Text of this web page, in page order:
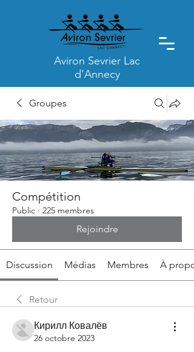
Aviron Sevrier Lac
d'Annecy
Groupes
Compétition
Public · 225 membres
Rejoindre
Discussion Médias Membres À
Retour
Кирилл Ковалёв
26 octobre 2023